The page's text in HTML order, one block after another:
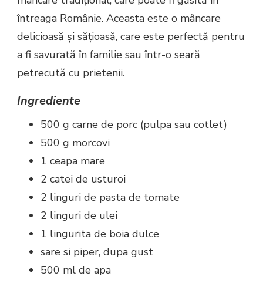
întreaga Românie. Aceasta este o mâncare
delicioasă și sățioasă, care este perfectă pentru
a fi savurată în familie sau într-o seară
petrecută cu prietenii.
Ingrediente
500 g carne de porc (pulpa sau cotlet)
500 g morcovi
1 ceapa mare
2 catei de usturoi
2 linguri de pasta de tomate
2 linguri de ulei
1 lingurita de boia dulce
sare si piper, dupa gust
500 ml de apa